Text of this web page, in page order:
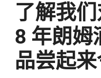
了解我
8 年朗姆
品尝起来